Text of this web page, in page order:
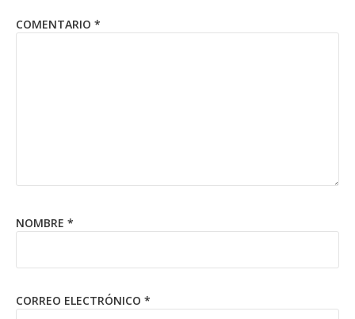
COMENTARIO *
NOMBRE *
CORREO ELECTRÓNICO *